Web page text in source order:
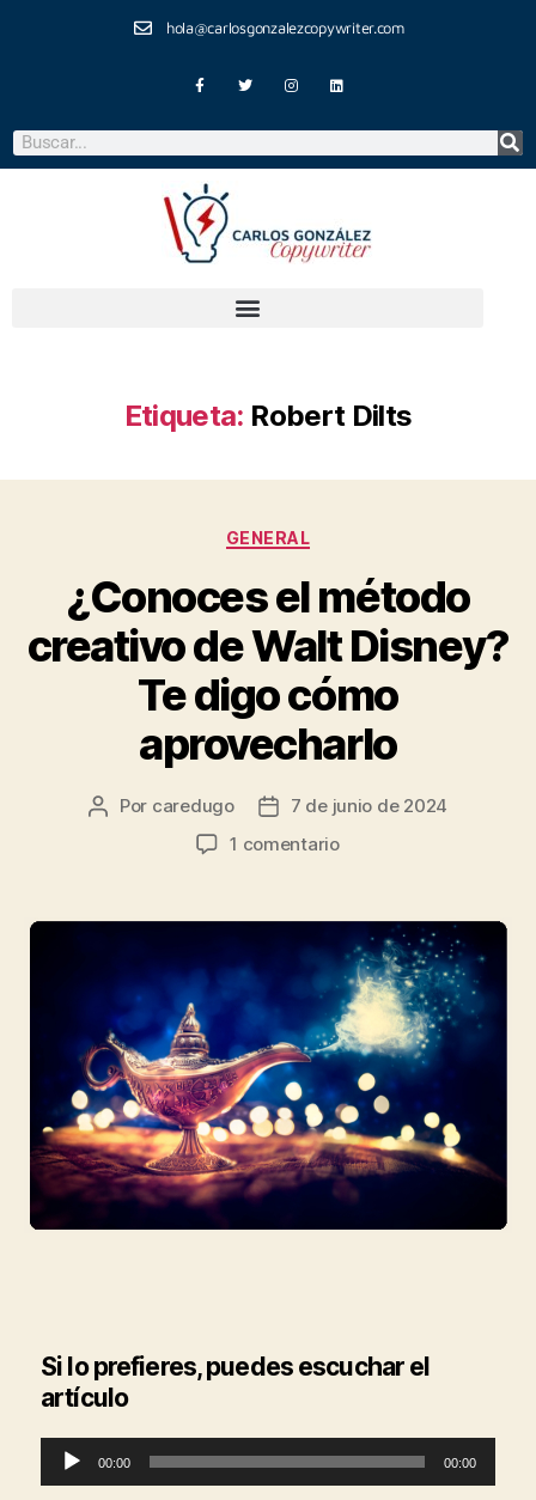
hola@carlosgonzalezcopywriter.com
Etiqueta: Robert Dilts
GENERAL
¿Conoces el método
creativo de Walt Disney?
Te digo cómo
aprovecharlo
Por caredugo
7 de junio de 2024
1 comentario
Si lo prefieres, puedes escuchar el
artículo
e
00:00 00:00